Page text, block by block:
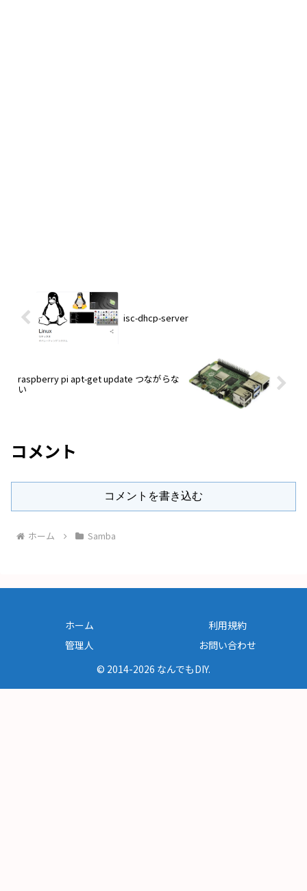
isc-dhcp-server
raspberry pi apt-get update つながらな
い
コメント
コメントを書き込む
ホーム Samba
ホーム
利用規約
管理人
お問い合わせ
© 2014-2026 なんでもDIY.